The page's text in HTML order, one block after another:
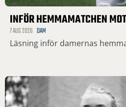
INFÖR HEMMAMATCHEN
7 AUG 2026 DAM
Läsning inför damernas